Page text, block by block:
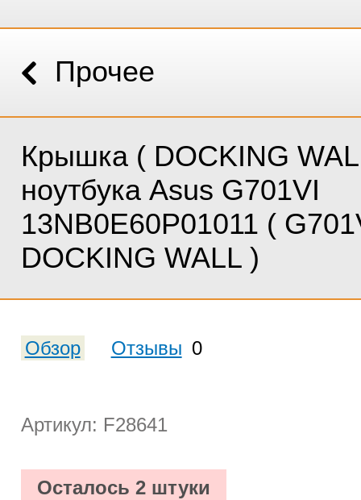
Прочее
Крышка ( DOCKING
ноутбука Asus G701VI
13NB0E60P01011 (
DOCKING WALL )
Обзор Отзывы 0
Артикул: F28641
Осталось 2 штуки